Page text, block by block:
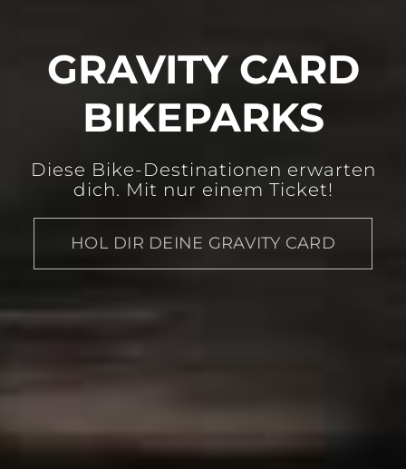
GRAVITY CARD
BIKEPARKS
Diese Bike-Destinationen erwarten
dich. Mit nur einem Ticket!
HOL DIR DEINE GRAVITY CARD